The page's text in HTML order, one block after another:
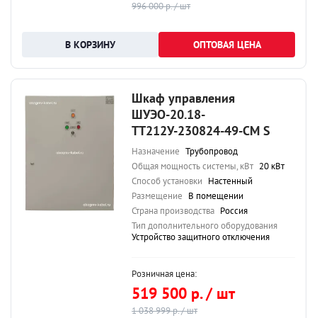
996 000 р. / шт
ОПТОВАЯ ЦЕНА
Шкаф управления
ШУЭО-20.18-
ТТ212У-230824-49-СМ S
Назначение Трубопровод
Общая мощность системы, кВт 20 кВт
Способ установки Настенный
Размещение В помещении
Страна производства Россия
Тип дополнительного оборудования
Устройство защитного отключения
Розничная цена:
519 500 р. / шт
1 038 999 р. / шт